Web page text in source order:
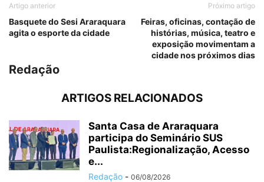
Artigo anterior
Basquete do Sesi Araraquara
agita o esporte da cidade
Próximo artigo
Feiras, oficinas, contação de
histórias, música, teatro e
exposição movimentam a
cidade nos próximos dias
Redação
ARTIGOS RELACIONADOS
Santa Casa de Araraquara
participa do Seminário SUS
Paulista:Regionalização, Acesso
e...
Redação - 06/08/2026